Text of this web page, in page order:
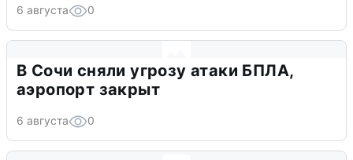
6 августа 0
В Сочи сняли угрозу атаки БПЛА,
аэропорт закрыт
6 августа 0